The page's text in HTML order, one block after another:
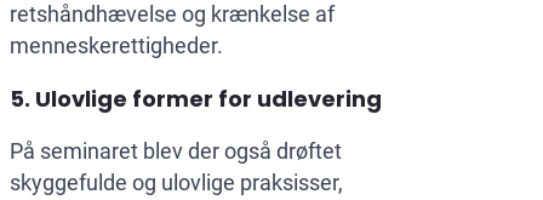
retshåndhævelse og krænkelse af
menneskerettigheder.
5. Ulovlige former for udlevering
På seminaret blev der også drøftet
skyggefulde og ulovlige praksisser,